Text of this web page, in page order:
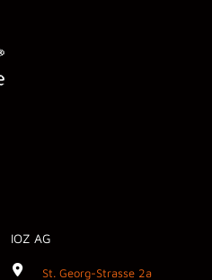
IOZ AG
St. Georg-Strasse 2a